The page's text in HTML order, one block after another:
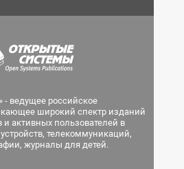
- ведущее российское
широкий спектр изданий
активных пользователей в
телекоммуникаций,
журналы для детей.